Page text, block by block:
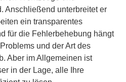
Anschließend unterbreitet er
ein transparentes
für die Fehlerbehebung hängt
und der Art des
Aber im Allgemeinen ist
in der Lage, alle Ihre